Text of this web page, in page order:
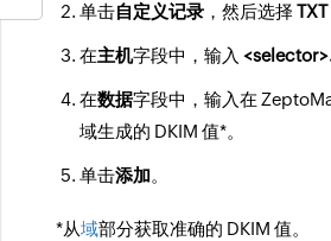
单击自定义记录 ，然后选择
在主机字段中，输入
在数据字段中，输入在
域生成的 DKIM 值*。
单击添加。
*从域部分获取准确的 DKIM 值。